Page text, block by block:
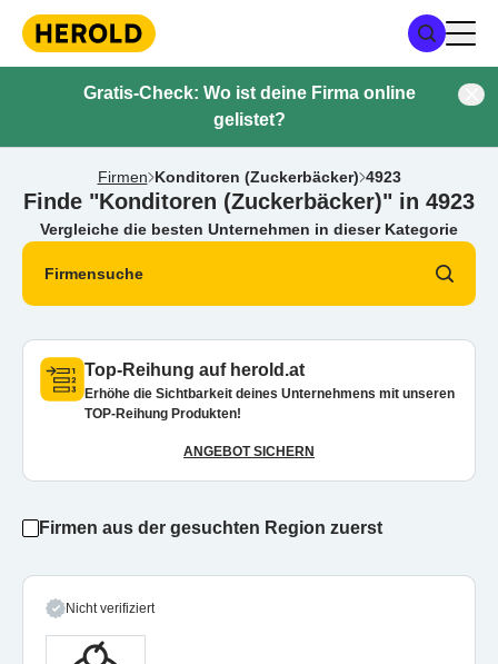
Gratis-Check: Wo ist deine Firma online
gelistet?
Firmen Konditoren (Zuckerbäcker) 4923
Finde "Konditoren (Zuckerbäcker)" in 4923
Vergleiche die besten Unternehmen in dieser Kategorie
Firmensuche
Top-Reihung auf herold.at
Erhöhe die Sichtbarkeit deines Unternehmens mit unseren
TOP-Reihung Produkten!
ANGEBOT SICHERN
Firmen aus der gesuchten Region zuerst
Nicht verifiziert